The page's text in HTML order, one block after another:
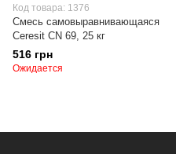
Код товара: 1376
Смесь самовыравнивающаяся
Ceresit CN 69, 25 кг
516 грн
Ожидается